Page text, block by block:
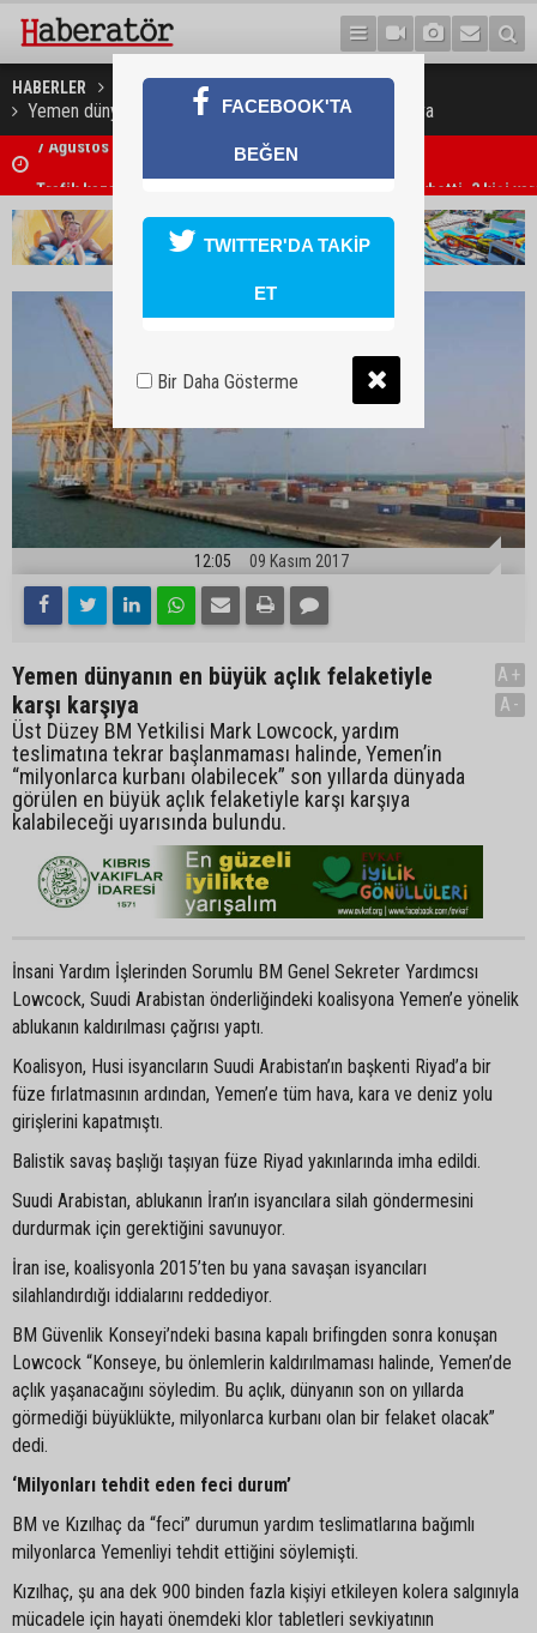
HABERLER DÜNYA
Yemen dünyanın en büyük açlık felaketiyle karşı karşıya
Trafik kazasında 85 yaşındaki Turan Obalı hayatını kaybetti, 3 kişi
12:05 09 Kasım 2017
Yemen dünyanın en büyük açlık felaketiyle
karşı karşıya
Üst Düzey BM Yetkilisi Mark Lowcock, yardım
teslimatına tekrar başlanmaması halinde, Yemen’in
“milyonlarca kurbanı olabilecek” son yıllarda dünyada
görülen en büyük açlık felaketiyle karşı karşıya
kalabileceği uyarısında bulundu.
A+
A-
İnsani Yardım İşlerinden Sorumlu BM Genel Sekreter Yardımcsı
Lowcock, Suudi Arabistan önderliğindeki koalisyona Yemen’e yönelik
ablukanın kaldırılması çağrısı yaptı.
Koalisyon, Husi isyancıların Suudi Arabistan’ın başkenti Riyad’a bir
füze fırlatmasının ardından, Yemen’e tüm hava, kara ve deniz yolu
girişlerini kapatmıştı.
Balistik savaş başlığı taşıyan füze Riyad yakınlarında imha edildi.
Suudi Arabistan, ablukanın İran’ın isyancılara silah göndermesini
durdurmak için gerektiğini savunuyor.
İran ise, koalisyonla 2015’ten bu yana savaşan isyancıları
silahlandırdığı iddialarını reddediyor.
BM Güvenlik Konseyi’ndeki basına kapalı brifingden sonra konuşan
Lowcock “Konseye, bu önlemlerin kaldırılmaması halinde, Yemen’de
açlık yaşanacağını söyledim. Bu açlık, dünyanın son on yıllarda
görmediği büyüklükte, milyonlarca kurbanı olan bir felaket olacak”
dedi.
‘Milyonları tehdit eden feci durum’
BM ve Kızılhaç da “feci” durumun yardım teslimatlarına bağımlı
milyonlarca Yemenliyi tehdit ettiğini söylemişti.
Kızılhaç, şu ana dek 900 binden fazla kişiyi etkileyen kolera salgınıyla
mücadele için hayati önemdeki klor tabletleri sevkiyatının
FACEBOOK'TA
BEĞEN
TWITTER'DA TAKİP
ET
Bir Daha Gösterme